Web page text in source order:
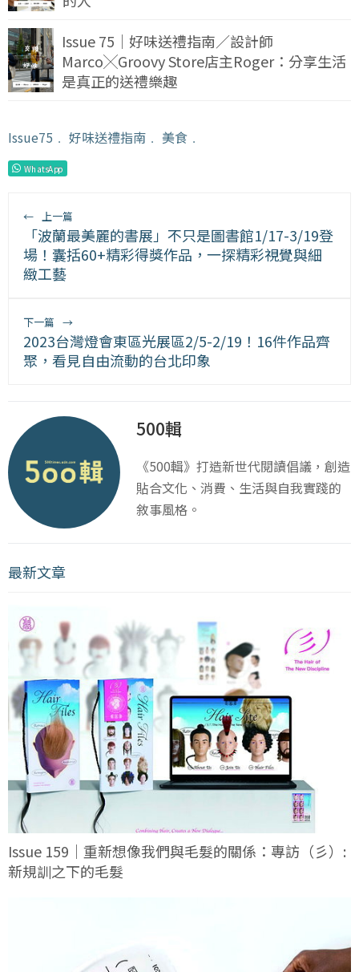
Issue 75｜好味送禮指南／設計師
Marco╳Groovy Store店主Roger：分享生活
是真正的送禮樂趣
Issue75 ﹒ 好味送禮指南 ﹒ 美食 ﹒
WhatsApp
← 上一篇
「波蘭最美麗的書展」不只是圖書館1/17-3/19登
場！囊括60+精彩得獎作品，一探精彩視覺與細
緻工藝
下一篇 →
2023台灣燈會東區光展區2/5-2/19！16件作品齊
聚，看見自由流動的台北印象
500輯
《500輯》打造新世代閱讀倡議，創造
貼合文化、消費、生活與自我實踐的
敘事風格。
最新文章
Issue 159｜重新想像我們與毛髮的關係：專訪（彡）:
新規訓之下的毛髮